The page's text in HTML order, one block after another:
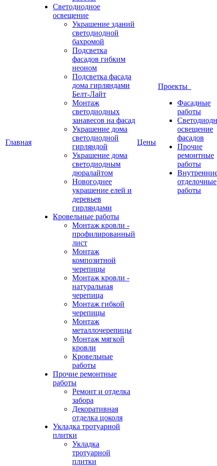
Главная
Светодиодное
освещение
Украшение зданий
светодиодной
бахромой
Подсветка
фасадов гибким
неоном
Подсветка фасада
дома гирляндами
Белт-Лайт
Монтаж
светодиодных
занавесов на фасад
Украшение дома
светодиодной
гирляндой
Украшение дома
светодиодным
дюралайтом
Новогоднее
украшение елей и
деревьев
гирляндами
Кровельные работы
Монтаж кровли -
профилированный
лист
Монтаж
композитной
черепицы
Монтаж кровли -
натуральная
черепица
Монтаж гибкой
черепицы
Монтаж
металлочерепицы
Монтаж мягкой
кровли
Кровельные
работы
Прочие ремонтные
работы
Ремонт и отделка
забора
Декоративная
отделка цоколя
Укладка тротуарной
плитки
Укладка
тротуарной
плитки
Цены
Проекты
Фасадные
работы
освещение
фасадов
Прочие
ремонтные
работы
отделочные
работы